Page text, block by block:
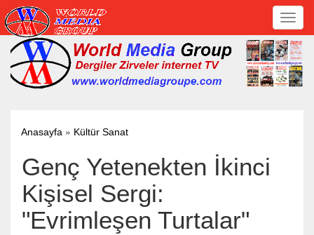
Anasayfa » Kültür Sanat
Genç Yetenekten İkinci
Kişisel Sergi:
"Evrimleşen Turtalar"